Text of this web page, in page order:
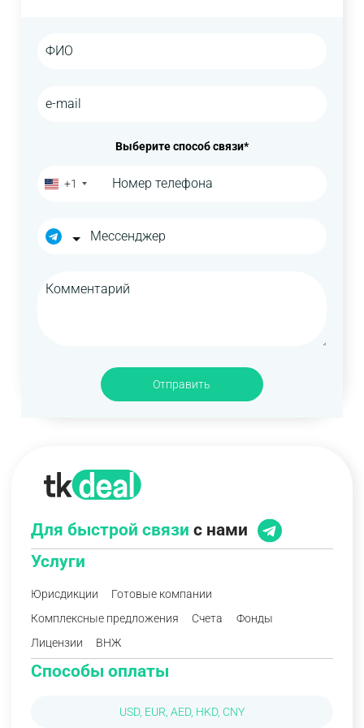
Выберите способ связи*
+1
Отправить
Услуги
Юрисдикции
Готовые компании
Комплексные предложения
Счета
Фонды
Лицензии
ВНЖ
Способы оплаты
USD, EUR, AED, HKD, CNY
Для быстрой связи с нами